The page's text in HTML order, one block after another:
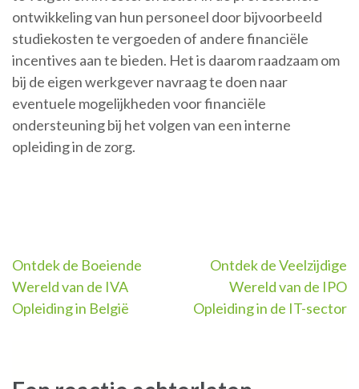
ontwikkeling van hun personeel door bijvoorbeeld
studiekosten te vergoeden of andere financiële
incentives aan te bieden. Het is daarom raadzaam om
bij de eigen werkgever navraag te doen naar
eventuele mogelijkheden voor financiële
ondersteuning bij het volgen van een interne
opleiding in de zorg.
Berichtnavigatie
Ontdek de Boeiende
Wereld van de IVA
Opleiding in België
Ontdek de Veelzijdige
Wereld van de IPO
Opleiding in de IT-sector